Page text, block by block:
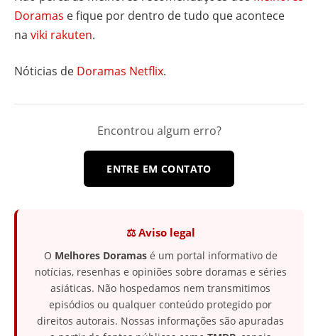
Doramas e fique por dentro de tudo que acontece
na viki rakuten.
Nóticias de Doramas Netflix.
Encontrou algum erro?
ENTRE EM CONTATO
⚖️ Aviso legal
O Melhores Doramasé um portal informativo de
notícias, resenhas e opiniões sobre doramas e séries
asiáticas. Não hospedamos nem transmitimos
episódios ou qualquer conteúdo protegido por
direitos autorais. Nossas informações são apuradas